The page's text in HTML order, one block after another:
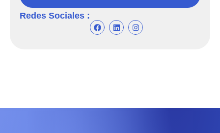
Redes Sociales :